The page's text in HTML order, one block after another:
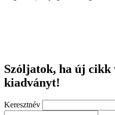
Szóljatok, ha új cikk
kiadványt!
Keresztnév